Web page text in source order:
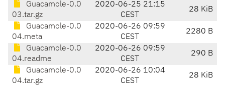
Guacamole-0.0
03.tar.gz
2020-06-25 21:15
CEST
28 KiB
Guacamole-0.0
04.meta
2020-06-26 09:59
CEST
2280 B
Guacamole-0.0
04.readme
2020-06-26 09:59
CEST
290 B
Guacamole-0.0
04.tar.gz
2020-06-26 10:04
CEST
28 KiB